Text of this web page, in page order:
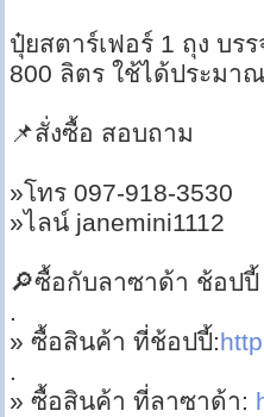
ปุ๋ยสตาร์เฟอร์ 1 ถุง บร
800 ลิตร ใช้ได้ประมา
📌สั่งซื้อ สอบถาม
»โทร 097-918-3530
»ไลน์ janemini1112
🔎ซื้อกับลาซาด้า ช้อปปี้
.
» ซื้อสินค้า ที่ช้อปปี้:
.
» ซื้อสินค้า ที่ลาซาด้า: